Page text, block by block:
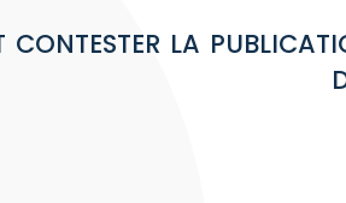
contester la